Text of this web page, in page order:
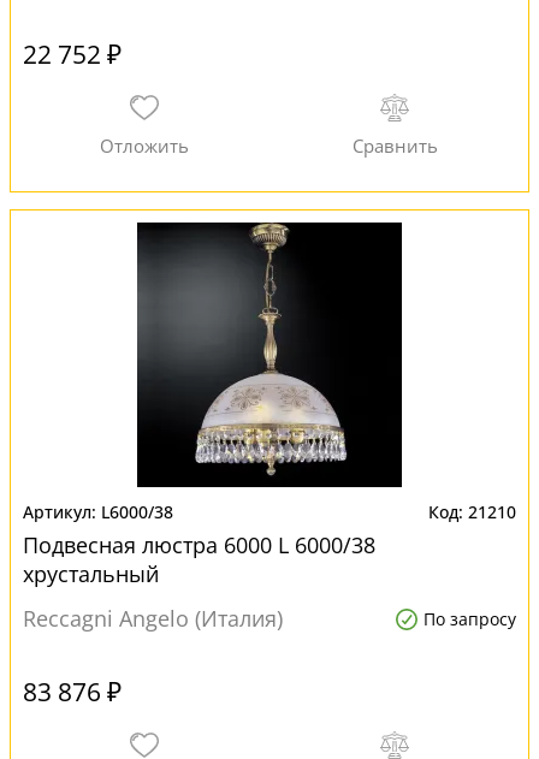
22 752 ₽
L6000/38 21210
Подвесная люстра 6000 L 6000/38
хрустальный
Reccagni Angelo (Италия)
По запросу
83 876 ₽